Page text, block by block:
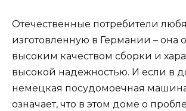
Отечественные потребители
изготовленную в Германии – она
высоким качеством сборки и
высокой надежностью. И если в
немецкая посудомоечная
означает, что в этом доме о